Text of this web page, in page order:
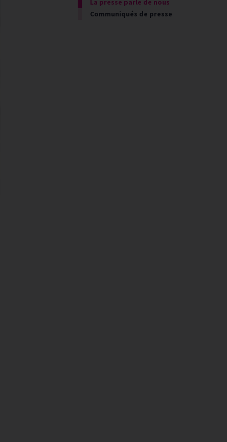
La presse parle de nous
Communiqués de presse